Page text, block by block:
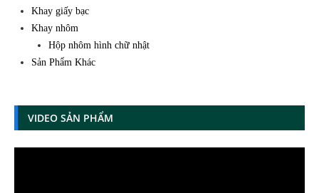
Khay giấy bạc
Khay nhôm
Hộp nhôm hình chữ nhật
Sản Phẩm Khác
VIDEO SẢN PHẨM